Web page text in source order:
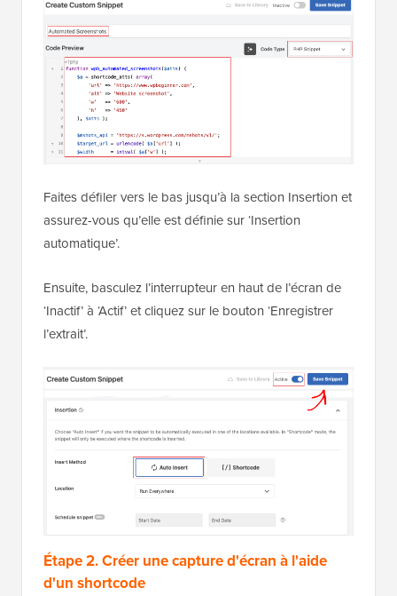
Faites défiler vers le bas jusqu’à la section Insertion et
assurez-vous qu’elle est définie sur ‘Insertion
automatique’.
Ensuite, basculez l’interrupteur en haut de l’écran de
‘Inactif’ à ‘Actif’ et cliquez sur le bouton ‘Enregistrer
l’extrait’.
Étape 2. Créer une capture d'écran à l'aide
d'un shortcode